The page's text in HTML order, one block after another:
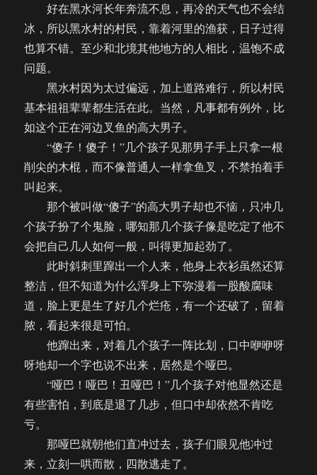
好在黑水河长年奔流不息，再冷的天气也不会结
冰，所以黑水村的村民，靠着河里的渔获，日子过得
也算不错。至少和北境其他地方的人相比，温饱不成
问题。
黑水村因为太过偏远，加上道路难行，所以村民
基本祖祖辈辈都生活在此。当然，凡事都有例外，比
如这个正在河边叉鱼的高大男子。
“傻子！傻子！”几个孩子见那男子手上只拿一根
削尖的木棍，而不像普通人一样拿鱼叉，不禁拍着手
叫起来。
那个被叫做“傻子”的高大男子却也不恼，只冲几
个孩子扮了个鬼脸，哪知那几个孩子像是吃定了他不
会把自己几人如何一般，叫得更加起劲了。
此时斜刺里蹿出一个人来，他身上衣衫虽然还算
整洁，但不知道为什么浑身上下弥漫着一股酸腐味
道，脸上更是生了好几个烂疮，有一个还破了，留着
脓，看起来很是可怕。
他蹿出来，对着几个孩子一阵比划，口中咿咿呀
呀地却一个字也说不出来，居然是个哑巴。
“哑巴！哑巴！丑哑巴！”几个孩子对他显然还是
有些害怕，到底是退了几步，但口中却依然不肯吃
亏。
那哑巴就朝他们直冲过去，孩子们眼见他冲过
来，立刻一哄而散，四散逃走了。